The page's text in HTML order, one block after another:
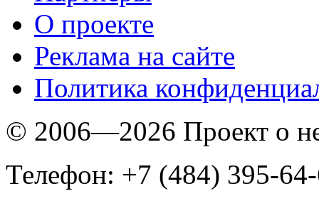
O проекте
Реклама на сайте
Политика
© 2006—2026 Проект о
Телефон: +7 (484) 395-